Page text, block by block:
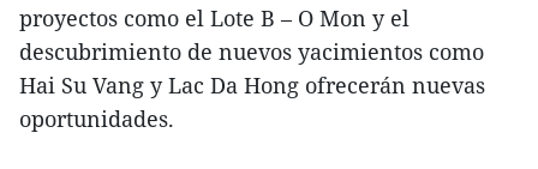
proyectos como el Lote B – O Mon y el
descubrimiento de nuevos yacimientos como
Hai Su Vang y Lac Da Hong ofrecerán nuevas
oportunidades.